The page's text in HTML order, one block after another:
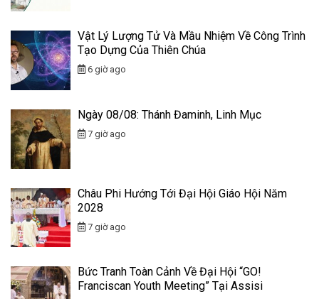
Vật Lý Lượng Tử Và Mầu Nhiệm Về Công Trình
Tạo Dựng Của Thiên Chúa
6 giờ ago
Ngày 08/08: Thánh Đaminh, Linh Mục
7 giờ ago
Châu Phi Hướng Tới Đại Hội Giáo Hội Năm
2028
7 giờ ago
Bức Tranh Toàn Cảnh Về Đại Hội “GO!
Franciscan Youth Meeting” Tại Assisi